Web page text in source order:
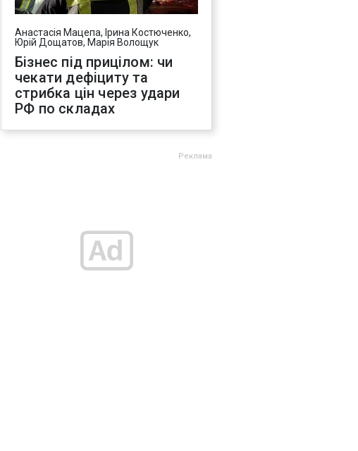
Анастасія Мацепа, Ірина Костюченко,
Юрій Дощатов, Марія Волощук
Бізнес під прицілом: чи
чекати дефіциту та
стрибка цін через удари
РФ по складах